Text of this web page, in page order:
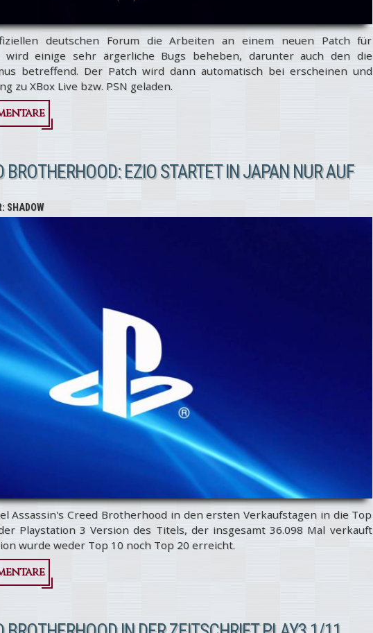
deutschen Forum die Arbeiten an einem neuen Patch für
wird einige sehr ärgerliche Bugs beheben, darunter auch den die
betreffend. Der Patch wird dann automatisch bei erscheinen und
zu XBox Live bzw. PSN geladen.
BROTHERHOOD: EZIO STARTET IN JAPAN NUR AUF
SHADOW
Assassin's Creed Brotherhood in den ersten Verkaufstagen in die Top
Playstation 3 Version des Titels, der insgesamt 36.098 Mal verkauft
wurde weder Top 10 noch Top 20 erreicht.